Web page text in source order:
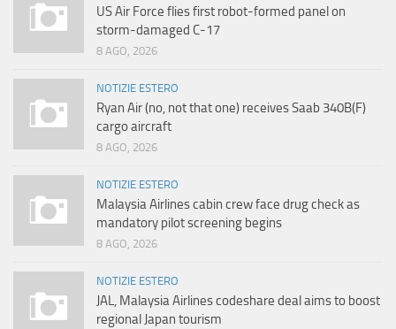
US Air Force flies first robot-formed panel on
storm-damaged C-17
8 AGO, 2026
NOTIZIE ESTERO
Ryan Air (no, not that one) receives Saab 340B(F)
cargo aircraft
8 AGO, 2026
NOTIZIE ESTERO
Malaysia Airlines cabin crew face drug check as
mandatory pilot screening begins
8 AGO, 2026
NOTIZIE ESTERO
JAL, Malaysia Airlines codeshare deal aims to boost
regional Japan tourism